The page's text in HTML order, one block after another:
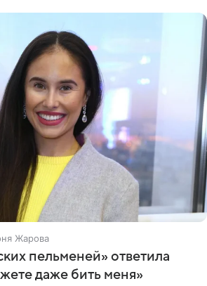
Жарова
пельменей» ответила
даже бить меня»